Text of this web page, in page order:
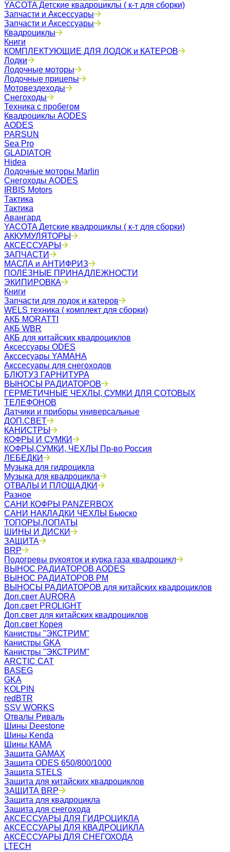
YACOTA Детские квадроциклы ( к-т для сборки)
Запчасти и Аксессуары
Запчасти и Аксессуары
Квадроциклы
Книги
КОМПЛЕКТУЮЩИЕ ДЛЯ ЛОДОК и КАТЕРОВ
Лодки
Лодочные моторы
Лодочные прицепы
Мотовездеходы
Снегоходы
Техника с пробегом
Квадроциклы AODES
AODES
PARSUN
Sea Pro
GLADIATOR
Hidea
Лодочные моторы Marlin
Снегоходы AODES
IRBIS Motors
Тактика
Тактика
Авангард
YACOTA Детские квадроциклы ( к-т для сборки)
АККУМУЛЯТОРЫ
АКСЕССУАРЫ
ЗАПЧАСТИ
МАСЛА и АНТИФРИЗ
ПОЛЕЗНЫЕ ПРИНАДЛЕЖНОСТИ
ЭКИПИРОВКА
Книги
Запчасти для лодок и катеров
WELS техника ( комплект для сборки)
АКБ MORATTI
АКБ WBR
АКБ для китайских квадроциклов
Аксессуары ODES
Акссесуары YAMAHA
Акссесуары для снегоходов
БЛЮТУЗ ГАРНИТУРА
ВЫНОСЫ РАДИАТОРОВ
ГЕРМЕТИЧНЫЕ ЧЕХЛЫ, СУМКИ ДЛЯ СОТОВЫХ
ТЕЛЕФОНОВ
Датчики и приборы универсальные
ДОП.СВЕТ
КАНИСТРЫ
КОФРЫ И СУМКИ
КОФРЫ,СУМКИ, ЧЕХЛЫ Пр-во Россия
ЛЕБЕДКИ
Музыка для гидроцикла
Музыка для квадроцикла
ОТВАЛЫ И ПЛОЩАДКИ
Разное
САНИ КОФРЫ PANZERBOX
САНИ НАКЛАДКИ ЧЕХЛЫ Бьюско
ТОПОРЫ,ЛОПАТЫ
ШИНЫ И ДИСКИ
ЗАЩИТА
BRP
Подогревы рукояток и курка газа квадроцикл
ВЫНОС РАДИАТОРОВ AODES
ВЫНОС РАДИАТОРОВ РМ
ВЫНОСЫ РАДИАТОРОВ для китайских квадроциклов
Доп.свет AURORA
Доп.свет PROLIGHT
Доп.свет для китайских квадроциклов
Доп.свет Корея
Канистры "ЭКСТРИМ"
Канистры GKA
Канистры ''ЭКСТРИМ''
ARCTIC CAT
BASEG
GKA
KOLPIN
redBTR
SSV WORKS
Отвалы Риваль
Шины Deestone
Шины Kenda
Шины КАМА
Защита GAMAX
Защита ODES 650/800/1000
Защита STELS
Защита для китайских квадроциклов
ЗАЩИТА BRP
Защита для квадроцикла
Защита для снегохода
АКСЕССУАРЫ ДЛЯ ГИДРОЦИКЛА
АКСЕССУАРЫ ДЛЯ КВАДРОЦИКЛА
АКСЕССУАРЫ ДЛЯ СНЕГОХОДА
LTECH